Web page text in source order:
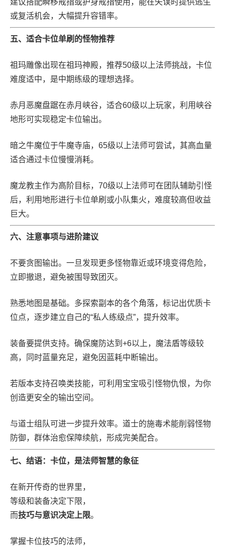
或复活机会，大幅提升容错率。
五、适合卡位单刷的怪物推荐
祖玛雕像出现在祖玛神殿，推荐50级以上法师挑战，卡位
难度适中，是中期练级的理想选择。
赤月恶魔盘踞在赤月峡谷，适合60级以上玩家，利用峡谷
地形可实现稳定卡位输出。
暗之牛魔位于牛魔寺庙，65级以上法师可尝试，其高血量
适合通过卡位慢慢消耗。
魔龙教主作为高阶目标，70级以上法师可在团队辅助引怪
后，利用地形进行卡位单刷或小队集火，难度较高但收益
巨大。
六、注意事项与进阶建议
不要贪图输出。一旦发现更多怪物靠近或环境变得危险，
立即撤退，避免被围导致团灭。
熟悉地图是基础。多探索副本的各个角落，标记出优质卡
位点，逐步建立自己的“私人练级点”，提升效率。
装备要提供支持。确保魔防达到+6以上，魔法盾等级较
高，同时蓝量充足，避免因蓝耗中断输出。
若版本支持召唤类技能，可利用宝宝吸引怪物仇恨，为你
创造更安全的输出空间。
与道士组队可进一步提升效率。道士的施毒术能削弱怪物
防御，群体治愈保障续航，形成完美配合。
七、结语：卡位，是法师智慧的象征
在新开传奇的世界里，
等级和装备决定下限，
而技巧与意识决定上限。
掌握卡位技巧的法师，